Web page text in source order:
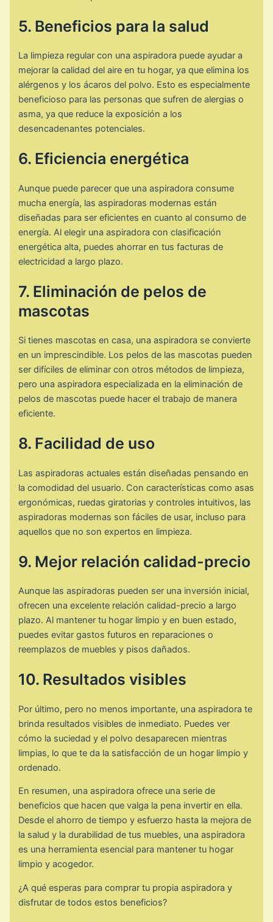
5. Beneficios para la salud
La limpieza regular con una aspiradora puede ayudar a
mejorar la calidad del aire en tu hogar, ya que elimina los
alérgenos y los ácaros del polvo. Esto es especialmente
beneficioso para las personas que sufren de alergias o
asma, ya que reduce la exposición a los
desencadenantes potenciales.
6. Eficiencia energética
Aunque puede parecer que una aspiradora consume
mucha energía, las aspiradoras modernas están
diseñadas para ser eficientes en cuanto al consumo de
energía. Al elegir una aspiradora con clasificación
energética alta, puedes ahorrar en tus facturas de
electricidad a largo plazo.
7. Eliminación de pelos de
mascotas
Si tienes mascotas en casa, una aspiradora se convierte
en un imprescindible. Los pelos de las mascotas pueden
ser difíciles de eliminar con otros métodos de limpieza,
pero una aspiradora especializada en la eliminación de
pelos de mascotas puede hacer el trabajo de manera
eficiente.
8. Facilidad de uso
Las aspiradoras actuales están diseñadas pensando en
la comodidad del usuario. Con características como asas
ergonómicas, ruedas giratorias y controles intuitivos, las
aspiradoras modernas son fáciles de usar, incluso para
aquellos que no son expertos en limpieza.
9. Mejor relación calidad-precio
Aunque las aspiradoras pueden ser una inversión inicial,
ofrecen una excelente relación calidad-precio a largo
plazo. Al mantener tu hogar limpio y en buen estado,
puedes evitar gastos futuros en reparaciones o
reemplazos de muebles y pisos dañados.
10. Resultados visibles
Por último, pero no menos importante, una aspiradora te
brinda resultados visibles de inmediato. Puedes ver
cómo la suciedad y el polvo desaparecen mientras
limpias, lo que te da la satisfacción de un hogar limpio y
ordenado.
En resumen, una aspiradora ofrece una serie de
beneficios que hacen que valga la pena invertir en ella.
Desde el ahorro de tiempo y esfuerzo hasta la mejora de
la salud y la durabilidad de tus muebles, una aspiradora
es una herramienta esencial para mantener tu hogar
limpio y acogedor.
¿A qué esperas para comprar tu propia aspiradora y
disfrutar de todos estos beneficios?